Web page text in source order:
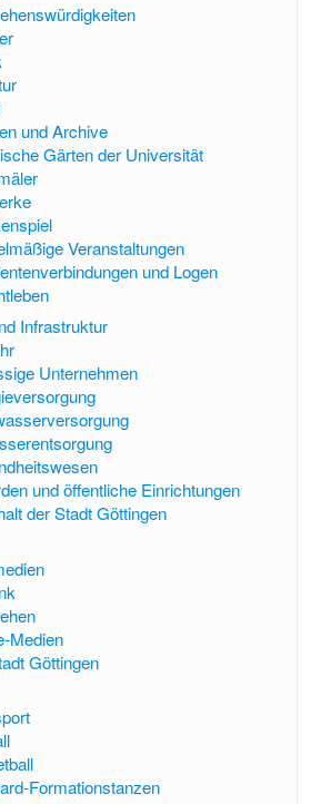
und Archive
Gärten der Universität
Veranstaltungen
und Logen
Infrastruktur
Unternehmen
und öffentliche Einrichtungen
der Stadt Göttingen
Medien
Göttingen
Formationstanzen